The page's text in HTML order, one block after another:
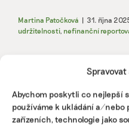
Spravovat
Abychom poskytli co nejlepší
používáme k ukládání a/nebo
zařízeních, technologie jako
Martina Patočková | 31. října
udržitelnosti, nefinanční